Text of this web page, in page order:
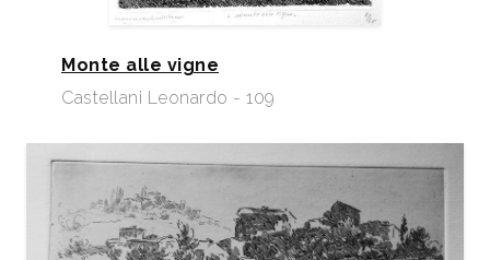
Monte alle vigne
Castellani Leonardo - 109